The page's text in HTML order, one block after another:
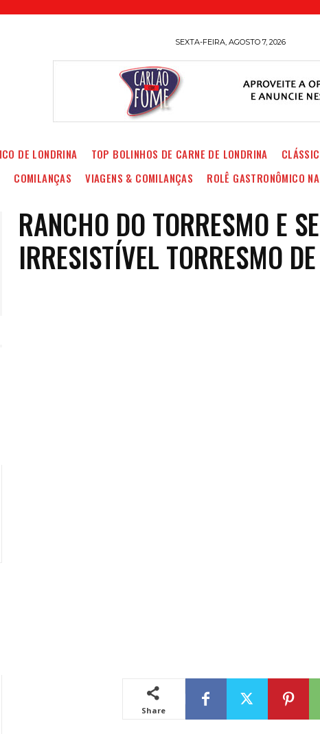
SEXTA-FEIRA, AGOSTO 7, 2026
DE LONDRINA TOP BOLINHOS DE CARNE DE LONDRINA
COMILANÇAS VIAGENS & COMILANÇAS ROLÊ GASTRONÔMICO
RANCHO DO TORRESMO E
IRRESISTÍVEL TORRESMO
Share